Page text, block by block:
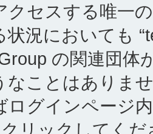
クセスする唯一
況においても
の関連団
なことはありま
ログインページ
リックしてく